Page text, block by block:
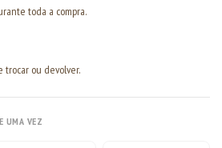
toda a compra.
trocar ou devolver.
UMA VEZ